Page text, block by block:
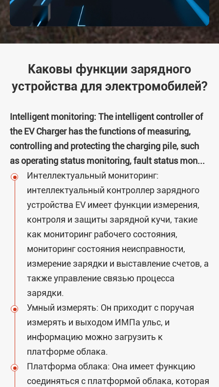
Каковы функции зарядного
устройства для электромобилей?
Intelligent monitoring: The intelligent controller of
the EV Charger has the functions of measuring,
controlling and protecting the charging pile, such
as operating status monitoring, fault status mon...
Интеллектуальный мониторинг:
интеллектуальный контроллер зарядного
устройства EV имеет функции измерения,
контроля и защиты зарядной кучи, такие
как мониторинг рабочего состояния,
мониторинг состояния неисправности,
измерение зарядки и выставление счетов, а
также управление связью процесса
зарядки.
Умный измерять: Он приходит с поручая
измерять и выходом ИМПа ульс, и
информацию можно загрузить к
платформе облака.
Платформа облака: Она имеет функцию
соединяться с платформой облака, которая